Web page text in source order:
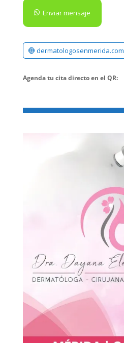
Enviar mensaje
dermatologosenmerida.com
Agenda tu cita directo en el QR: